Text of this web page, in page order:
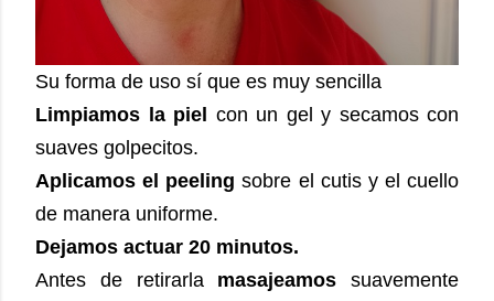
Su forma de uso sí que es muy sencilla
Limpiamos la piel
con un gel y secamos con
suaves golpecitos.
Aplicamos el peeling sobre el cutis y el cuello
de manera uniforme.
Dejamos actuar 20 minutos.
Antes de retirarla masajeamos suavemente